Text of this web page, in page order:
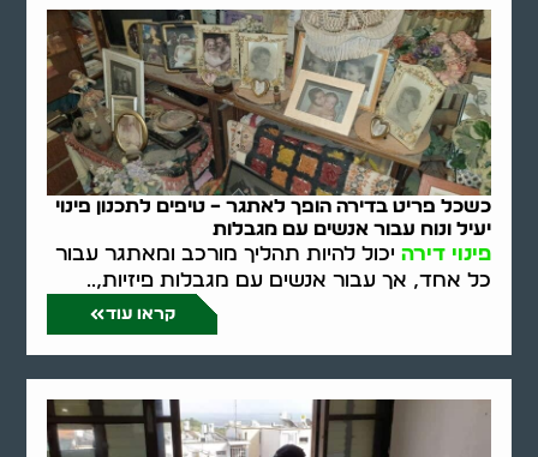
כשכל פריט בדירה הופך לאתגר – טיפים לתכנון פינוי
יעיל ונוח עבור אנשים עם מגבלות
פינוי דירה יכול להיות תהליך מורכב ומאתגר עבור
כל אחד, אך עבור אנשים עם מגבלות פיזיות,..
קראו עוד